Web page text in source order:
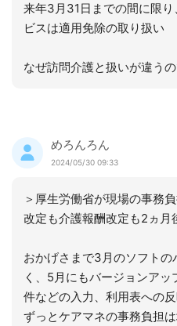
来年3月31日までの間に限
ビスは適用免除の取り扱い
なぜ訪問介護と扱いが違う
めろんろん
2024/05/30 09:33
＞厚生労働省が現場の事務
改定も介護報酬改定も2ヵ月
おかげさまで3月のソフト
く、5月にもバージョンア
件などの入力、利用表への
ずっとケアマネの事務負担